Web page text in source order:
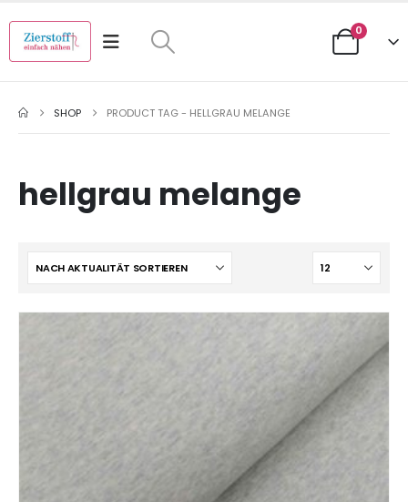
0
SHOP PRODUCT TAG - HELLGRAU MELANGE
hellgrau melange